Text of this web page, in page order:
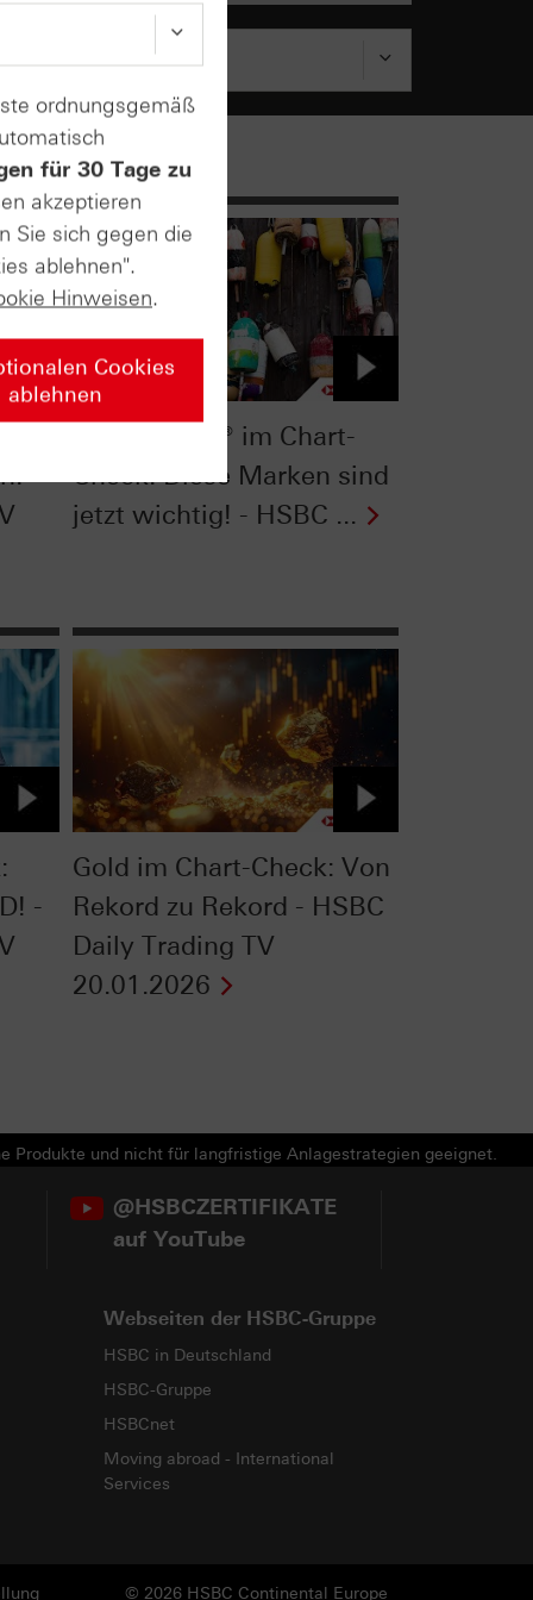
-
Nasdaq-100® im Chart-
Check: Diese Marken sind
jetzt wichtig! - HSBC ...
-
Gold im Chart-Check: Von
Rekord zu Rekord - HSBC
Daily Trading TV
20.01.2026
Produkte und nicht für langfristige Anlagestrategien geeignet.
@HSBCZERTIFIKATE
auf YouTube
Webseiten der HSBC-Gruppe
HSBC in Deutschland
HSBC-Gruppe
HSBCnet
Moving abroad - International
Services
© 2026 HSBC Continental Europe
ordnungsgemäß
für 30 Tage zu
akzeptieren
Sie sich gegen die
ablehnen".
Hinweisen.
Cookies
ablehnen